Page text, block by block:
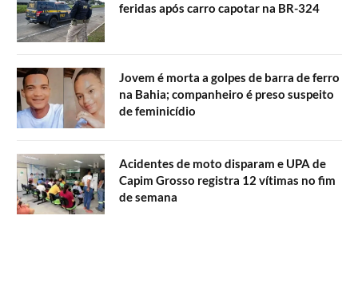
feridas após carro capotar na BR-324
Jovem é morta a golpes de barra de ferro
na Bahia; companheiro é preso suspeito
de feminicídio
Acidentes de moto disparam e UPA de
Capim Grosso registra 12 vítimas no fim
de semana